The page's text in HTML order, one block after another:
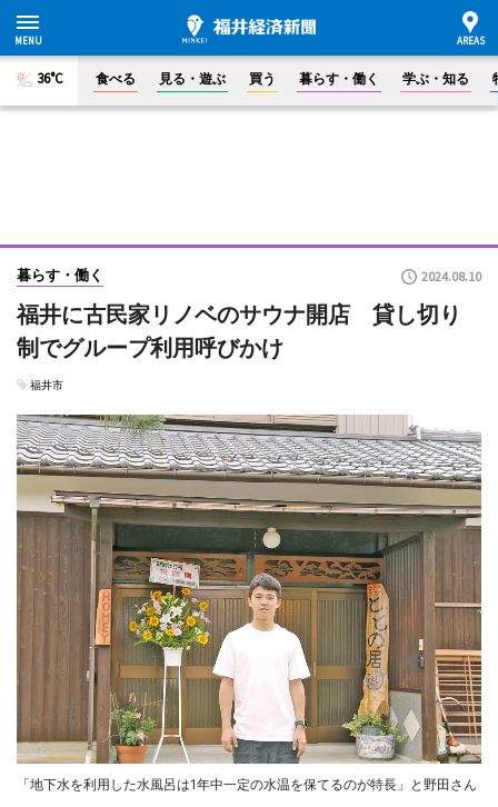
36°C 食べる 見る・遊ぶ 買う 暮らす・働く 学ぶ・知る
暮らす・働く 2024.08.10
福井に古民家リノベのサウナ開店 貸し切り
制でグループ利用呼びかけ
福井市
「地下水を利用した水風呂は1年中一定の水温を保てるのが特長」と野田さん